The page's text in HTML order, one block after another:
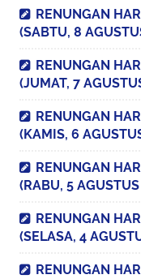
RENUNGAN
(SABTU, 8
RENUNGAN
(JUMAT, 7
RENUNGAN
(KAMIS, 6
RENUNGAN
(RABU, 5
RENUNGAN
(SELASA, 4
RENUNGAN